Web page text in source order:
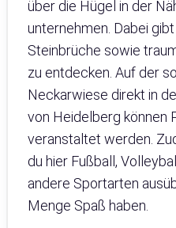
über die Hügel in der
unternehmen. Dabei
Steinbrüche sowie
zu entdecken. Auf der
Neckarwiese direkt in
von Heidelberg können
veranstaltet werden.
du hier Fußball,
andere Sportarten
Menge Spaß haben.